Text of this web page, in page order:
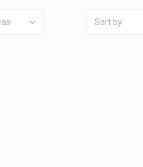
Sort by